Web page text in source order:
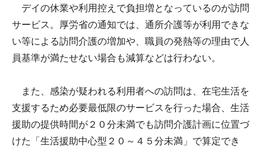
デイの休業や利用控えで負担増となっているのが訪問
サービス。厚労省の通知では、通所介護等が利用できな
い等による訪問介護の増加や、職員の発熱等の理由で人
員基準が満たせない場合も減算などは行わない。
また、感染が疑われる利用者への訪問は、在宅生活を
支援するため必要最低限のサービスを行った場合、生活
援助の提供時間が２０分未満でも訪問介護計画に位置づ
けた「生活援助中心型２０～４５分未満」で算定でき